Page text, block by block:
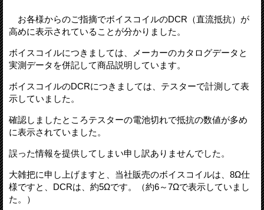
お各様からのご指摘でボイスコイルのDCR（直流抵抗）が
高めに表示されていることが分かりました。
ボイスコイルにつきましては、メーカーのカタログデータと
実測データを併記して商品説明しています。
ボイスコイルのDCRにつきましては、テスターで計測して表
示していました。
確認しましたところテスターの電池切れで抵抗の数値が多め
に表示されていました。
誤った情報を提供してしまい申し訳ありませんでした。
大雑把に申し上げますと、当社販売のボイスコイルは、8Ω仕
様ですと、DCRは、約5Ωです。（約6～7Ωで表示していまし
た。）